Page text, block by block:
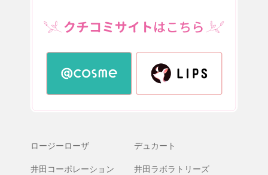
ロージーローザ デュカート
井田コーポレーション 井田ラボラトリーズ